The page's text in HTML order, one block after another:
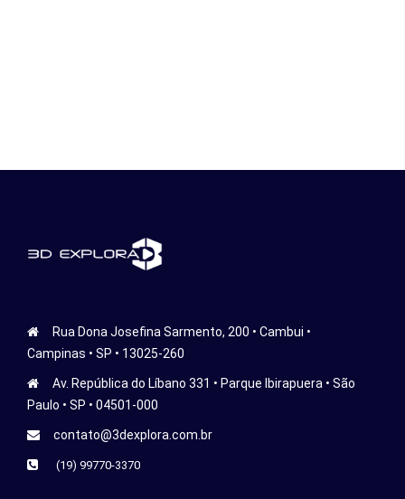
Rua Dona Josefina Sarmento, 200 • Cambui •
Campinas • SP • 13025-260
Av. República do Líbano 331 • Parque Ibirapuera • São
Paulo • SP • 04501-000
contato@3dexplora.com.br
(19) 99770-3370